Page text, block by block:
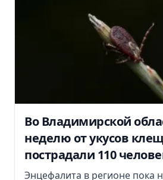
Во Владимирской
неделю от укусов
пострадали 110
Энцефалита в регионе пока